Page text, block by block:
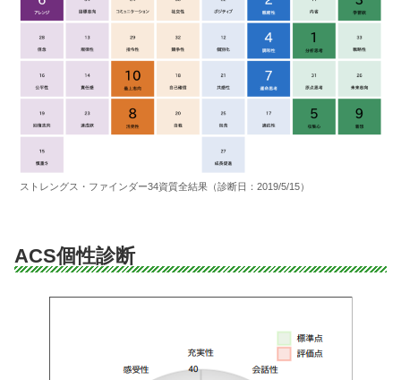
ストレングス・ファインダー34資質全結果（診断日：2019/5/15）
ACS個性診断